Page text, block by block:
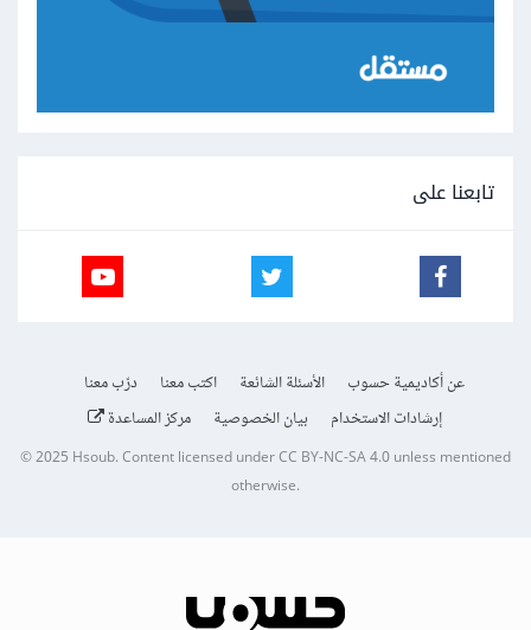
تابعنا على
عن أكاديمية حسوب الأسئلة الشائعة اكتب معنا
درّب معنا
إرشادات الاستخدام
بيان الخصوصية مركز المساعدة
© 2025Hsoub.Content licensed underCC BY-NC-SA 4.0unless mentioned
otherwise.